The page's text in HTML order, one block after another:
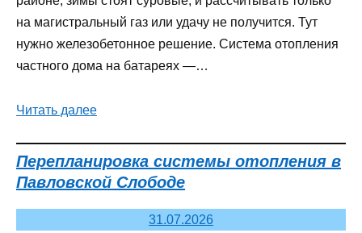
на магистральный газ или удачу не получится. Тут
нужно железобетонное решение. Система отопления
частного дома на батареях —…
Читать далее
Перепланировка системы отопления в
Павловской Слободе
31.07.2026